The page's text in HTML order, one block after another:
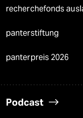
recherchefonds
panterstiftung
panterpreis 2026
Podcast